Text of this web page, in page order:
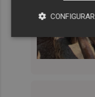
CONFIGURAR